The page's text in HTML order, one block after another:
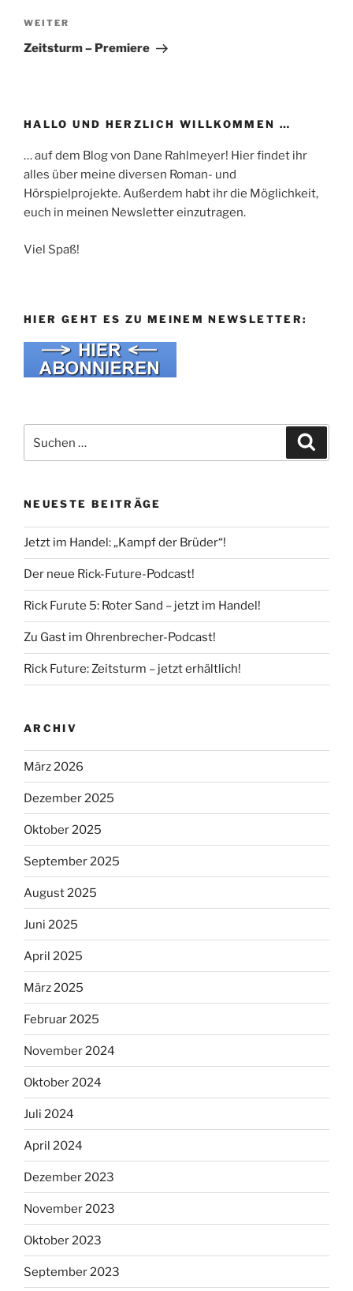
Nächster
Beitrag
WEITER
Zeitsturm – Premiere
HALLO UND HERZLICH WILLKOMMEN …
… auf dem Blog von Dane Rahlmeyer! Hier findet ihr
alles über meine diversen Roman- und
Hörspielprojekte. Außerdem habt ihr die Möglichkeit,
euch in meinen Newsletter einzutragen.
Viel Spaß!
HIER GEHT ES ZU MEINEM NEWSLETTER:
nach:
NEUESTE BEITRÄGE
Jetzt im Handel: „Kampf der Brüder“!
Der neue Rick-Future-Podcast!
Rick Furute 5: Roter Sand – jetzt im Handel!
Zu Gast im Ohrenbrecher-Podcast!
Rick Future: Zeitsturm – jetzt erhältlich!
ARCHIV
März 2026
Dezember 2025
Oktober 2025
September 2025
August 2025
Juni 2025
April 2025
März 2025
Februar 2025
November 2024
Oktober 2024
Juli 2024
April 2024
Dezember 2023
November 2023
Oktober 2023
September 2023